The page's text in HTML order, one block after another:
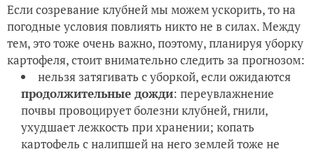
Если созревание клубней мы можем ускорить, то на
погодные условия повлиять никто не в силах. Между
тем, это тоже очень важно, поэтому, планируя уборку
картофеля, стоит внимательно следить за прогнозом:
нельзя затягивать с уборкой, если ожидаются
продолжительные дожди: переувлажнение
почвы провоцирует болезни клубней, гнили,
ухудшает лежкость при хранении; копать
картофель с налипшей на него землей тоже не